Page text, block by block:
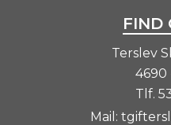
FIND
Terslev
4690
Tlf.
Mail: